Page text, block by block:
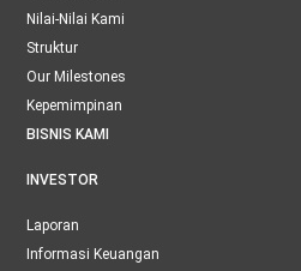
Nilai-Nilai Kami
Struktur
Our Milestones
Kepemimpinan
BISNIS KAMI
INVESTOR
Laporan
Informasi Keuangan